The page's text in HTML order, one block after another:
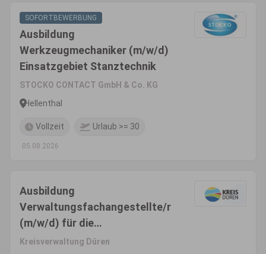
SOFORTBEWERBUNG
Ausbildung
Werkzeugmechaniker (m/w/d)
Einsatzgebiet Stanztechnik
STOCKO CONTACT GmbH & Co. KG
Hellenthal
Vollzeit Urlaub >= 30
05.08.2026
Ausbildung
Verwaltungsfachangestellte/r
(m/w/d) für die
Kreisverwaltung
Kreisverwaltung Düren